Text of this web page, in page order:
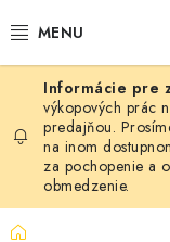
na
BAZÉNY
VÍRIVKY
ASEKO
výkopových prác
predajňou.
na inom
za pochopenie a
obmedzenie.
Domov